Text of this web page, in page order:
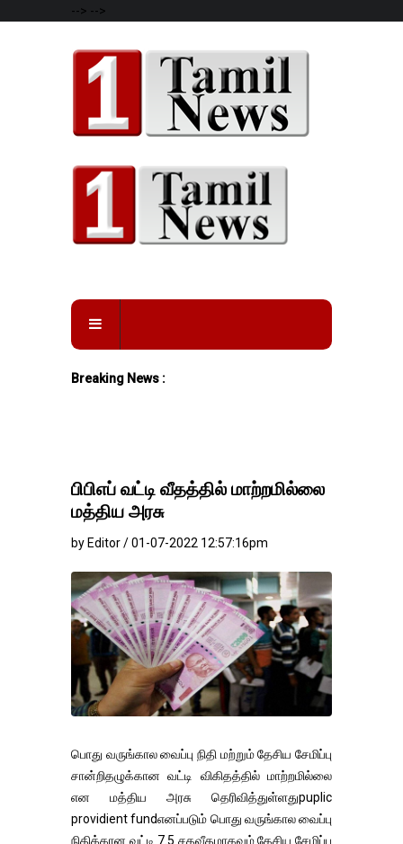
--> -->
Breaking News :
பிபிஎப் வட்டி வீதத்தில் மாற்றமில்லை
மத்திய அரசு
by Editor / 01-07-2022 12:57:16pm
பொது வருங்கால வைப்பு நிதி மற்றும் தேசிய சேமிப்பு
சான்றிதழுக்கான வட்டி விகிதத்தில் மாற்றமில்லை
என மத்திய அரசு தெரிவித்துள்ளதுpuplic
providient fundஎனப்படும் பொது வருங்கால வைப்பு
நிதிக்கான வட்டி 7.5 சதவீதமாகவும் தேசிய சேமிப்பு